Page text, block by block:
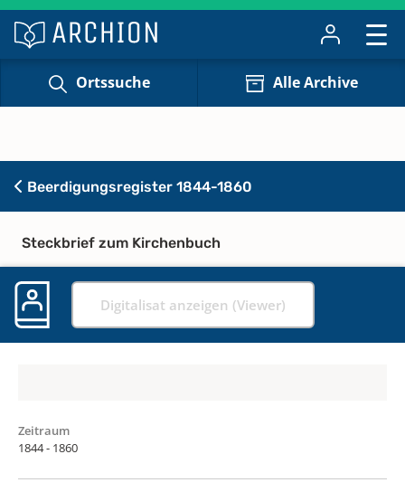
Ortssuche Alle Archive
Beerdigungsregister 1844-1860
Steckbrief zum Kirchenbuch
Digitalisat anzeigen (Viewer)
Zeitraum
1844 - 1860